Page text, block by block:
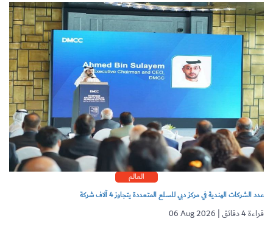
العالم
عدد الشركات الهندية في مركز دبي للسلع المتعددة يتجاوز 4 آلاف شركة
06 Aug 2026 | قراءة 4 دقائق